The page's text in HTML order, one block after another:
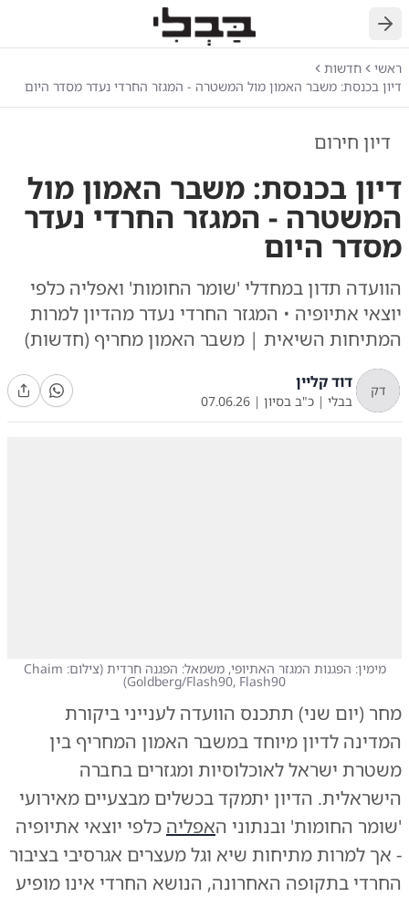
חזרה
ראשי
חדשות
דיון בכנסת: משבר האמון מול המשטרה - המגזר החרדי נעדר מסדר היום
דיון חירום
דיון בכנסת: משבר האמון מול
המשטרה - המגזר החרדי נעדר
מסדר היום
הוועדה תדון במחדלי 'שומר החומות' ואפליה כלפי
יוצאי אתיופיה • המגזר החרדי נעדר מהדיון למרות
המתיחות השיאית | משבר האמון מחריף (חדשות)
דק דוד קליין
בבלי | כ"ב בסיון |
07.06.26
מימין: הפגנות המגזר האתיופי, משמאל: הפגנה חרדית ( צילום: Chaim
Goldberg/Flash90, Flash90
)
מחר (יום שני) תתכנס הוועדה לענייני ביקורת
המדינה לדיון מיוחד במשבר האמון המחריף בין
משטרת ישראל לאוכלוסיות ומגזרים בחברה
הישראלית. הדיון יתמקד בכשלים מבצעיים מאירועי
'שומר החומות' ובנתוני האפליה כלפי יוצאי אתיופיה
- אך למרות מתיחות שיא וגל מעצרים אגרסיבי בציבור
החרדי בתקופה האחרונה, הנושא החרדי אינו מופיע